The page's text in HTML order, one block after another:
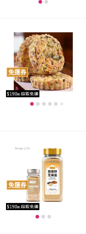
免運券
免運券